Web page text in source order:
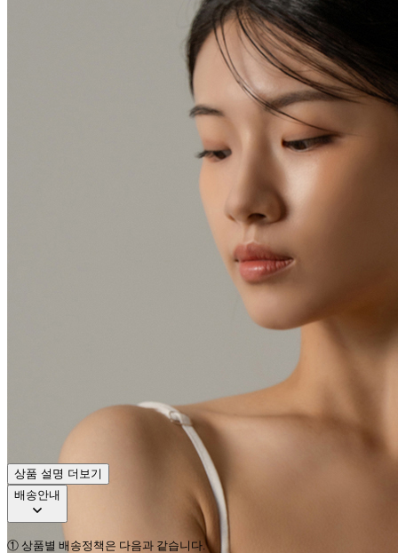
상품 설명 더보기
배송안내
① 상품별 배송정책은 다음과 같습니다.